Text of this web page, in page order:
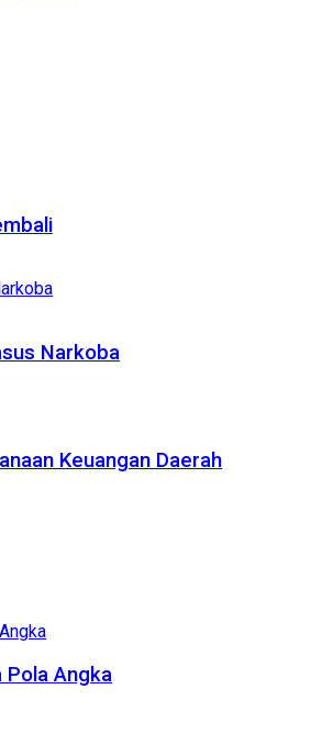
Narkoba
Keuangan Daerah
Pola Angka